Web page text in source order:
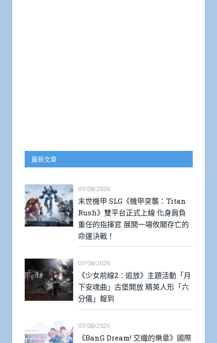
最新文章
07/08/2026
末世機甲 SLG《機甲突襲：Titan
Rush》雙平台正式上線 化身肩負
重任的指揮官 展開一場攸關存亡的
命運決戰！
07/08/2026
《少女前線2：追放》主題活動「月
下安魂曲」古堡開放 精英人形「六
分儀」報到
07/08/2026
《BanG Dream! 交織的樂章》國際